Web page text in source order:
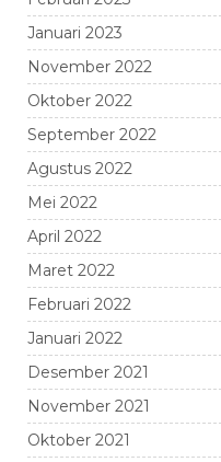
Januari 2023
November 2022
Oktober 2022
September 2022
Agustus 2022
Mei 2022
April 2022
Maret 2022
Februari 2022
Januari 2022
Desember 2021
November 2021
Oktober 2021